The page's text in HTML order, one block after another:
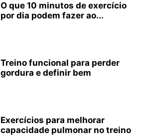
O que 10 minutos de exercício
por dia podem fazer ao...
Treino funcional para perder
gordura e definir bem
Exercícios para melhorar
capacidade pulmonar no treino